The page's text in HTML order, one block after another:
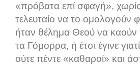
«πρόβατα επί σφαγή»,
τελευταίο να το ομολογούν
ήταν θέλημα Θεού να καούν
τα Γόμορρα, ή έτσι έγινε
ούτε πέντε «καθαροί» και